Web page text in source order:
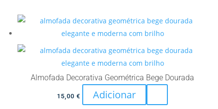
product
Almofada Decorativa Geométrica Bege Dourada
15,00 € Adicionar